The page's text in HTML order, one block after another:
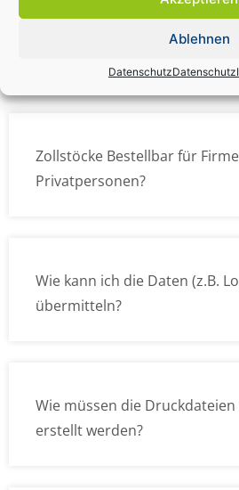
Ablehnen
DatenschutzDatenschutz
Zollstock Druckdatencheck /
Zollstöcke Bestellbar für
Privatpersonen?
Wie kann ich die Daten (z.B.
übermitteln?
Wie müssen die
erstellt werden?